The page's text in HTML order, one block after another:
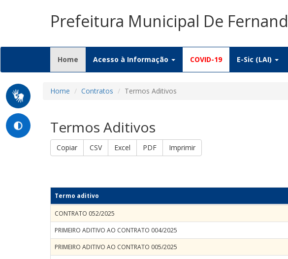
Prefeitura Municipal De
Home (current)
Acesso à Informação COVID-19 E-Sic (LAI)
Home Contratos Termos Aditivos
Termos Aditivos
Copiar CSV Excel PDF Imprimir
Termo aditivo
CONTRATO 052/2025
PRIMEIRO ADITIVO AO CONTRATO 004/2025
PRIMEIRO ADITIVO AO CONTRATO 005/2025